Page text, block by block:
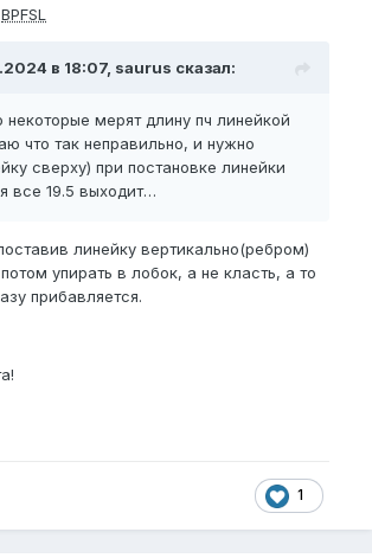
BPFSL
в 18:07, saurus сказал:
некоторые мерят длину пч линейкой
что так неправильно, и нужно
сверху) при постановке линейки
все 19.5 выходит…
линейку вертикально(ребром)
упирать в лобок, а не класть, а то
прибавляется.
1